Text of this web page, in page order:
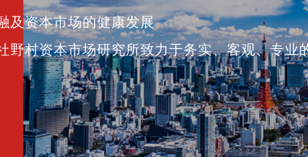
及资本市场的健康发展
野村资本市场研究所致力于务实、客观、专业